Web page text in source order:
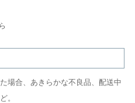
場合、あきらかな不良品、配送中
。